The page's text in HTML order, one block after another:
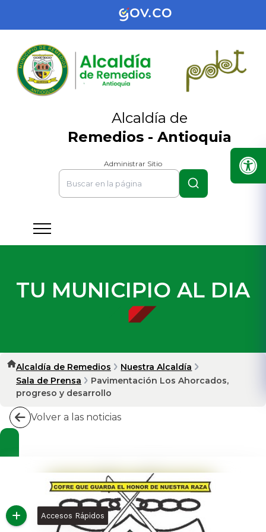
Alcaldía de
Remedios - Antioquia
Administrar Sitio
TU MUNICIPIO AL DIA
Alcaldía de Remedios
Nuestra Alcaldía
Sala de Prensa
Pavimentación Los Ahorcados,
progreso y desarrollo
Volver a las noticias
Accesos Rápidos